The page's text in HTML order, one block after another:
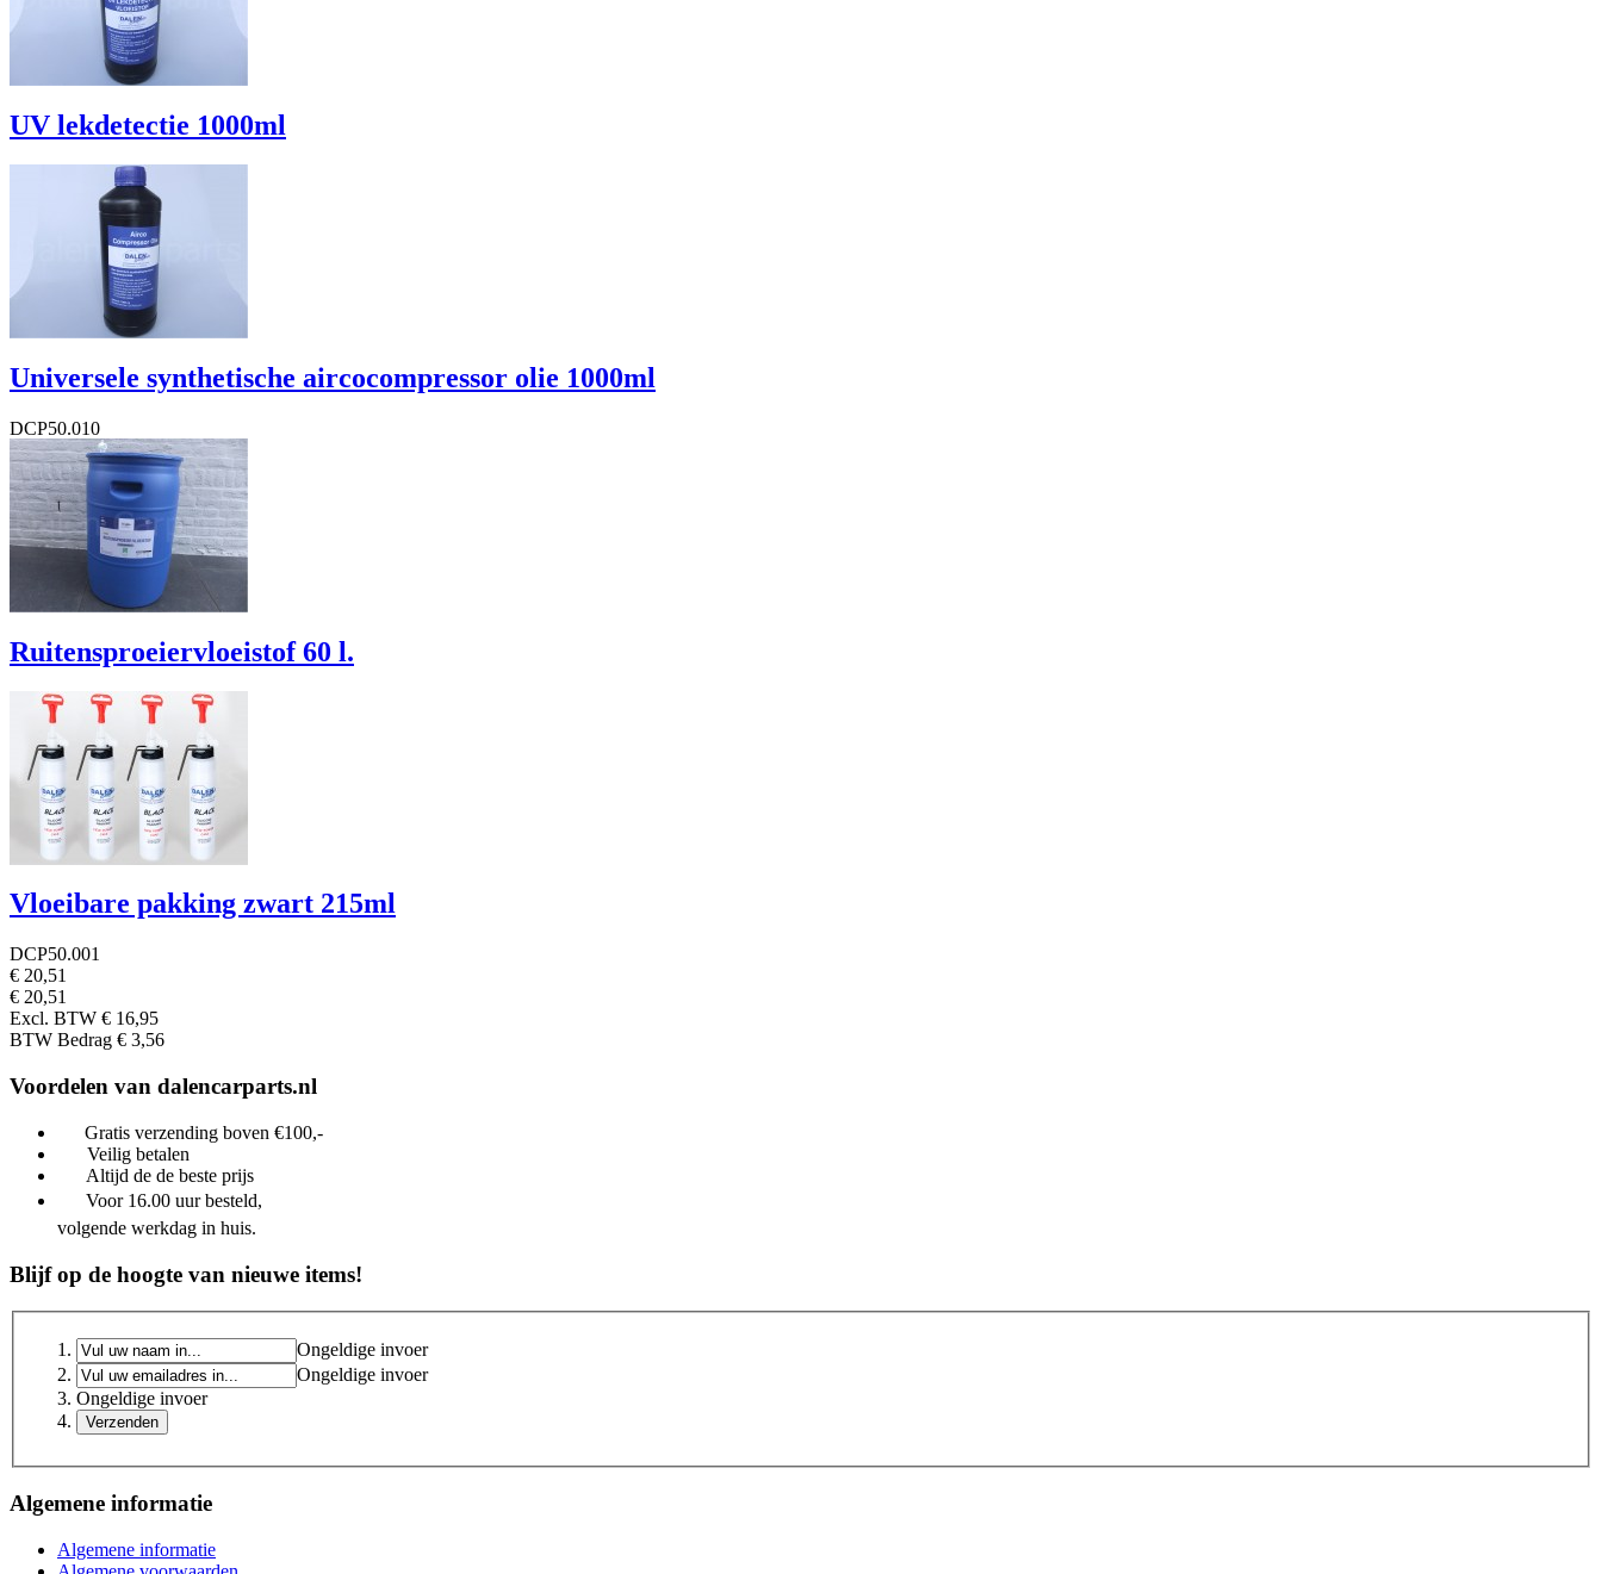
UV lekdetectie 1000ml
Excl. BTW € 110,00
BTW Bedrag€ 23,10
Universele synthetische aircocompressor olie 1000ml
DCP50.010
€ 48,34
€ 48,34
Excl. BTW
€ 39,95
BTW Bedrag€ 8,39
Ruitensproeiervloeistof 60 l.
DCP50.012
€ 133,10
Excl. BTW€ 110,00
BTW Bedrag
€ 23,10
Vloeibare pakking zwart 215ml
DCP50.001
€ 20,51
€ 20,51
Excl. BTW € 16,95
BTW Bedrag € 3,56
Voordelen van dalencarparts.nl
Gratis verzending boven €100,-
Veilig betalen
Altijd de de beste prijs
Voor 16.00 uur besteld,
volgende werkdag in huis.
Blijf op de hoogte van nieuwe items!
Ongeldige invoer
Ongeldige invoer
Ongeldige invoer
Algemene informatie
Algemene informatie